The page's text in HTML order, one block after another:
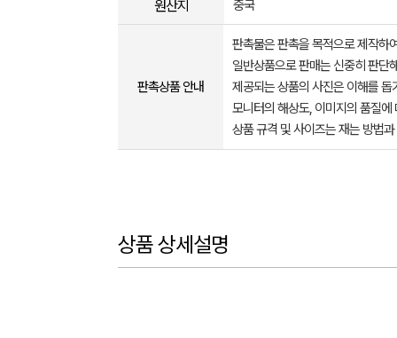
원산지 중국
판촉상품 안내
판촉물은 판촉을 목적으로 제작하
일반상품으로 판매는 신중히 판단
제공되는 상품의 사진은 이해를
모니터의 해상도, 이미지의 품질
상품 규격 및 사이즈는 재는 방법
상품 상세설명